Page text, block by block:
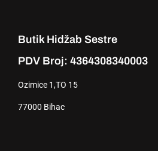
Butik Hidžab Sestre
PDV Broj: 4364308340003
Ozimice 1,TO 15
77000 Bihac